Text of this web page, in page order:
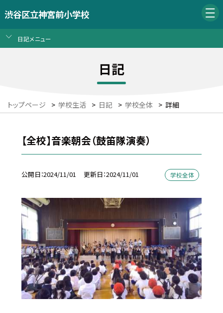
渋谷区立神宮前小学校
日記メニュー
日記
トップページ > 学校生活 > 日記 > 学校全体 > 詳細
【全校】音楽朝会（鼓笛隊演奏）
公開日 2024/11/01 更新日 2024/11/01 学校全体